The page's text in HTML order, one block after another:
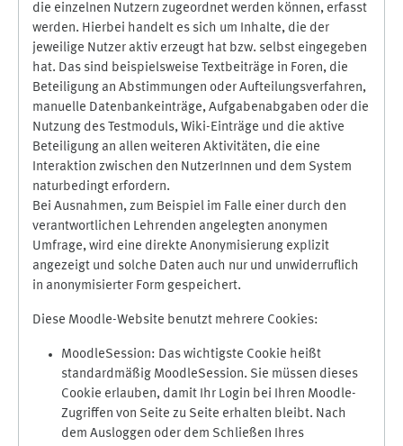
die einzelnen Nutzern zugeordnet werden können, erfasst
werden. Hierbei handelt es sich um Inhalte, die der
jeweilige Nutzer aktiv erzeugt hat bzw. selbst eingegeben
hat. Das sind beispielsweise Textbeiträge in Foren, die
Beteiligung an Abstimmungen oder Aufteilungsverfahren,
manuelle Datenbankeinträge, Aufgabenabgaben oder die
Nutzung des Testmoduls, Wiki-Einträge und die aktive
Beteiligung an allen weiteren Aktivitäten, die eine
Interaktion zwischen den NutzerInnen und dem System
naturbedingt erfordern.
Bei Ausnahmen, zum Beispiel im Falle einer durch den
verantwortlichen Lehrenden angelegten anonymen
Umfrage, wird eine direkte Anonymisierung explizit
angezeigt und solche Daten auch nur und unwiderruflich
in anonymisierter Form gespeichert.
Diese Moodle-Website benutzt mehrere Cookies:
MoodleSession: Das wichtigste Cookie heißt
standardmäßig MoodleSession. Sie müssen dieses
Cookie erlauben, damit Ihr Login bei Ihren Moodle-
Zugriffen von Seite zu Seite erhalten bleibt. Nach
dem Ausloggen oder dem Schließen Ihres